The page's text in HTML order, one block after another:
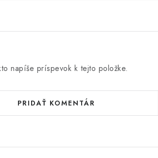
napíše príspevok k tejto položke.
PRIDAŤ KOMENTÁR